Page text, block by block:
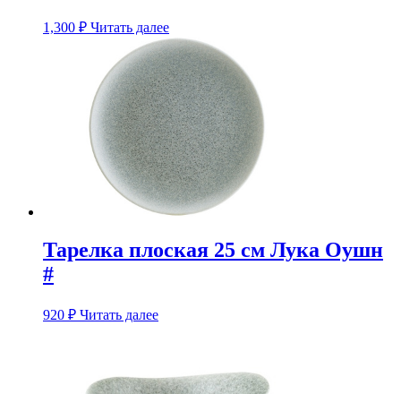
1,300 ₽ Читать далее
Тарелка плоская 25 см Лука Оушн
#
920 ₽ Читать далее